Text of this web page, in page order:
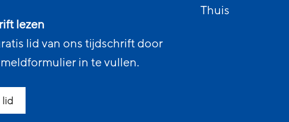
lezen
lid van ons tijdschrift door
in te vullen.
Thuis